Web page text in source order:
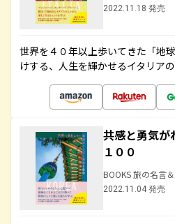
2022.11.18 発売
世界を４０年以上歩いてきた「地
けする、人生を輝かせるイタリア
共感と勇気が
１００
BOOKS 旅の名言
2022.11.04 発売